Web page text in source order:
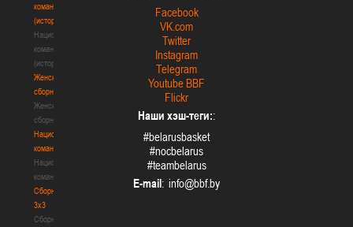
команда
(история)
Национальная
команда
(история)
Женские
сборные
Женские
сборные
Национальная
команда
Национальная
команда
Сборные
3х3
Сборные
Facebook
VK.com
Twitter
Instagram
Telegram
Youtube BBF
Flickr
Наши хэш-теги::
#belarusbasket
#nocbelarus
#teambelarus
E-mail: